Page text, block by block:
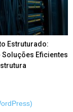
Estruturado:
Soluções Eficientes